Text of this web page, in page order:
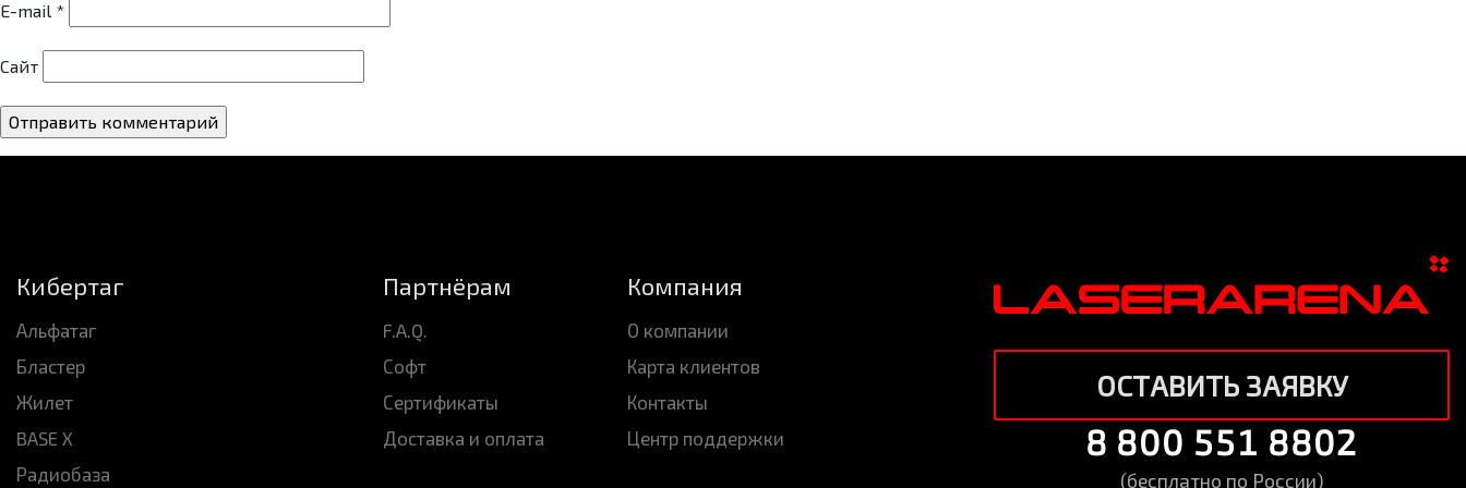
E-mail *
Сайт
Кибертаг
Альфатаг
Бластер
Жилет
BASE X
Радиобаза
Партнёрам
F.A.Q.
Софт
Сертификаты
Доставка и оплата
Компания
О компании
Карта клиентов
Контакты
Центр поддержки
ОСТАВИТЬ ЗАЯВКУ
8 800 551 8802
(бесплатно по России)